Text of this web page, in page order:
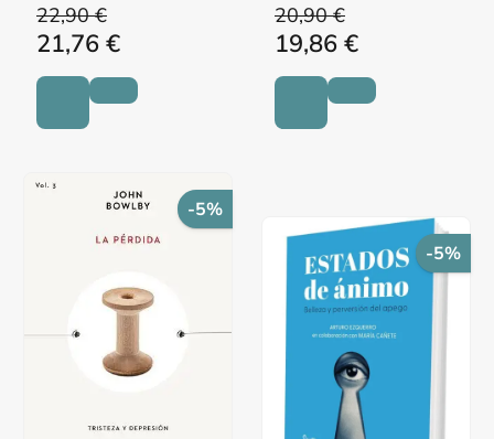
22,90 €
21,76 €
20,90 €
19,86 €
-5%
-5%